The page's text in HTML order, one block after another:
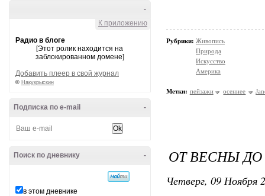
-
К приложению
Радио в блоге
[Этот ролик находится на
заблокированном домене]
Добавить плеер в свой журнал
© Накукрыскин
-
Подписка по e-mail
-
Поиск по дневнику
в этом дневнике
Рубрики: Живопись
Природа
Искусство
Америка
Метки: пейзажи осеннее
ОТ ВЕСНЫ ДО
Четверг, 09 Ноября